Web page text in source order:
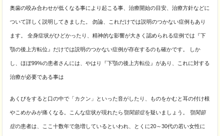
奥歯の咬み合わせが低くなる事により起こる事、治療開始の目安、治療方針などに
ついて詳しく説明してきました。 勿論、これだけでは説明のつかない症例もあり
ます。 全身症状がひどかったり、精神的な影響が大きく認められる症例では『下
顎の後上方転位』だけでは説明のつかない症例が存在するのも確かです。 しか
し、ほぼ99%の患者さんには、やはり『下顎の後上方転位』があり、これに対する
治療が必要である事は
あくびをすると口の中で「カクン」といった音がしたり、ものをかむと耳の付け根
やこめかみが痛くなる。こんな症状が現れたら顎関節症を疑いましょう。 顎関節
症の患者は、ここ十数年で急増しているといわれ、とくに20～30代の若い女性に